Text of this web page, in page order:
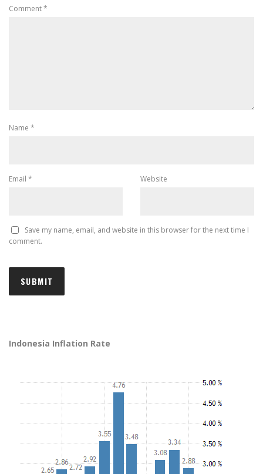
Comment*
Name *
Email * Website
Save my name, email, and website in this browser for the next time I
comment.
Indonesia Inflation Rate